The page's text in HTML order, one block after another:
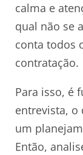
calma e
qual não se
conta todos
contratação.
Para isso, é
entrevista, o
um
Então,